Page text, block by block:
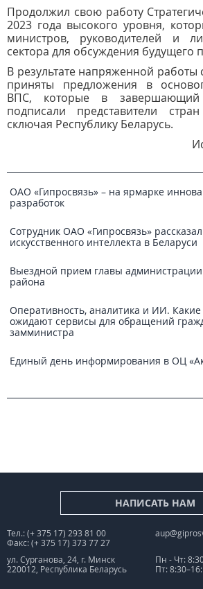
Продолжил свою работу
2023 года высокого уровня,
министров, руководителей и
сектора для обсуждения будущего
В результате напряженной
приняты предложения в
ВПС, которые в завершающий
подписали представители
сключая Республику Беларусь.
ОАО «Гипросвязь» – на ярмарке
разработок
Сотрудник ОАО «Гипросвязь»
искусственного интеллекта в Беларуси
Выездной прием главы
района
Оперативность, аналитика и ИИ.
ожидают сервисы для обращений
замминистра
Единый день информирования в ОЦ
НАПИСАТЬ НАМ
Тел.: (+ 375 17) 293 81 00
Факс: (+ 375 17) 373 77 27
ул. Сурганова, 24, г. Минск
220012, Республика Беларусь
Пн - Чт:
Пт: